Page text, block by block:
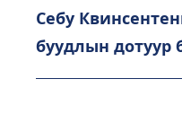
Себу
буудлын дотуур